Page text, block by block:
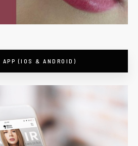
APP (IOS & ANDROID)